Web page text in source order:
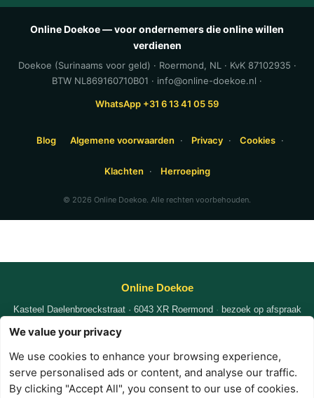
We value your privacy
We use cookies to enhance your browsing experience,
serve personalised ads or content, and analyse our traffic.
By clicking "Accept All", you consent to our use of cookies.
Online Doekoe — voor ondernemers die online willen
verdienen
Doekoe (Surinaams voor geld) · Roermond, NL · KvK 87102935 ·
BTW NL869160710B01 · info@online-doekoe.nl ·
WhatsApp +31 6 13 41 05 59
Blog Algemene voorwaarden · Privacy · Cookies ·
Klachten · Herroeping
© 2026 Online Doekoe. Alle rechten voorbehouden.
Online Doekoe
Kasteel Daelenbroeckstraat · 6043 XR Roermond · bezoek op afspraak
KvK87102935|
WhatsApp +31 6 1341 0559
Privacy Voorwaarden Cookies
Contact